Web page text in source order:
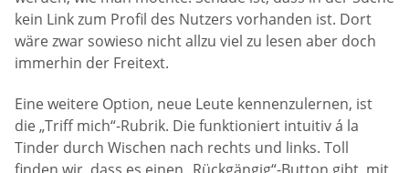
kein Link zum Profil des Nutzers vorhanden ist. Dort
wäre zwar sowieso nicht allzu viel zu lesen aber doch
immerhin der Freitext.
Eine weitere Option, neue Leute kennenzulernen, ist
die „Triff mich“-Rubrik. Die funktioniert intuitiv á la
Tinder durch Wischen nach rechts und links. Toll